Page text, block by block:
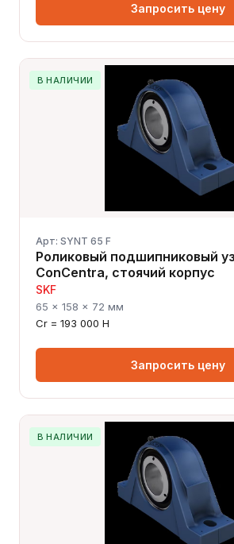
Запросить цену
В НАЛИЧИИ
Арт: SYNT 65 F
Роликовый подшипниковый
ConCentra, стоячий корпус
SKF
65 × 158 × 72 мм
Cr = 193 000 Н
Запросить цену
В НАЛИЧИИ